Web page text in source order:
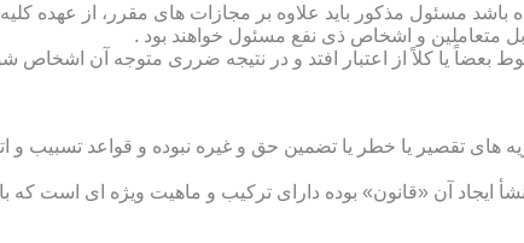
مسئول مذکور باید علاوه بر مجازات های مقرر، از عهده کلیه
متعاملین و اشخاص ذی نفع مسئول خواهند بود .
بعضاً یا کلاً از اعتبار افتد و در نتیجه ضرری متوجه آن اشخاص
تقصیر یا خطر یا تضمین حق و غیره نبوده و قواعد تسبیب و
ایجاد آن «قانون» بوده دارای ترکیب و ماهیت ویژه ای است که